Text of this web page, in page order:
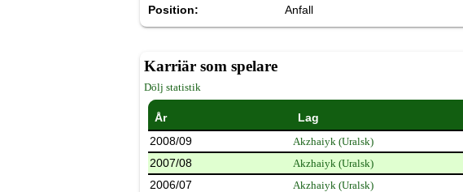
Position:
Anfall
Karriär som spelare
Dölj statistik
År Lag
2008/09
Akzhaiyk (Uralsk)
2007/08 Akzhaiyk (Uralsk)
2006/07 Akzhaiyk (Uralsk)